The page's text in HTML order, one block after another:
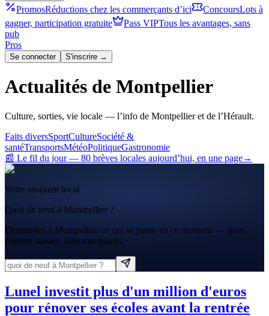
PromosRéductions chez les commerçants d’ici ConcoursLots à
gagner, participation gratuite
Pass VIPTous les avantages, sans
pub
Pros
Se connecter S'inscrire →
Actualités de Montpellier
Culture, sorties, vie locale — l’info de Montpellier et de l’Hérault.
Faits diversSportCultureSociété &
santéTransportsMétéoPolitiqueGastronomie
📰 Le fil du jour— 80 brèves locales aujourd’hui, en une page→
Votre assistant local
Quoi de neuf à Montpellier ?
Demandez à Montpellito ce qui se passe en ce moment — sport,
culture, sorties, faits marquants.
Lunel investit plus d'un million d'euros
pour rénover ses écoles avant la rentrée